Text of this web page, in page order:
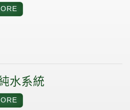
水系統